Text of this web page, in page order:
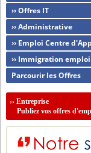
›› Offres IT
›› Administrative
›› Emploi Centre
›› Immigration
Parcourir les Offres
››Entreprise
Publiez vos offres